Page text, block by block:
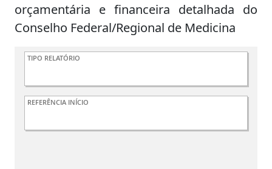
orçamentária e financeira detalhada do
Conselho Federal/Regional de Medicina